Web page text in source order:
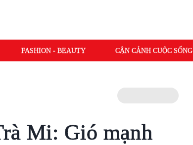
FASHION - BEAUTY CẬN CẢNH CUỘC SỐNG
Mi: Gió mạnh